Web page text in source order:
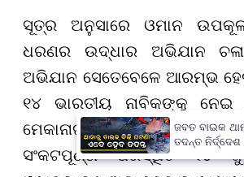
ସୂତ୍ର ଅନୁସାରେ ଓମାନ
ଧରଣର ଉଦ୍ଧାର ଅଭିଯାନ
ଅଭିଯାନ ସେତେବେଳେ ଆରମ୍ଭ
୧୪ ଭାରତୀୟ ନାବିକଙ୍କୁ ନେଇ
ମେକାନାଇଜଡ ସେଲିଂ ଜାହାଜ
ସଂକଟପୂର୍ଣ୍ଣ ପରିସ୍ଥିତି ୧୪
ଜବତ ବାଇକ
ତଦନ୍ତ